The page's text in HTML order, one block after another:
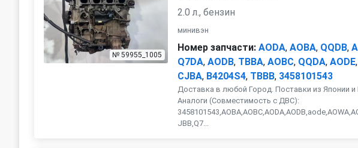
№ 59955_1005
2.0 л., бензин
минивэн
Номер запчасти: AODA,AOBA, QQDB,
Q7DA,AODB, TBBA,AOBC, QQDA,AODE,
CJBA, B4204S4, TBBB, 3458101543
Доставка в любой Город. Поставки из Японии и
Аналоги (Совместимость с ДВС):
JBB,Q7...